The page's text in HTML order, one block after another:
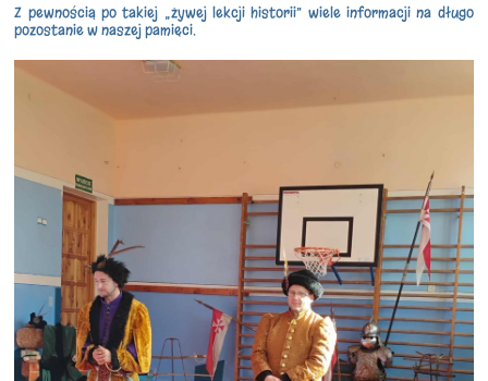
Z pewnością po takiej „żywej lekcji historii” wiele informacji na długo
pozostanie w naszej pamięci.